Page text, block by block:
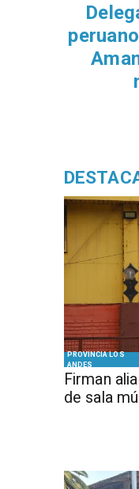
PROVINCIA LOS
ANDES
​​Firman
de sala